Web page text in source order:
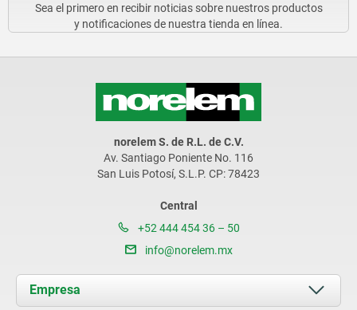
Sea el primero en recibir noticias sobre nuestros productos
y notificaciones de nuestra tienda en línea.
norelem S. de R.L. de C.V.
Av. Santiago Poniente No. 116
San Luis Potosí, S.L.P. CP: 78423
Central
+52 444 454 36 – 50
info@norelem.mx
Empresa